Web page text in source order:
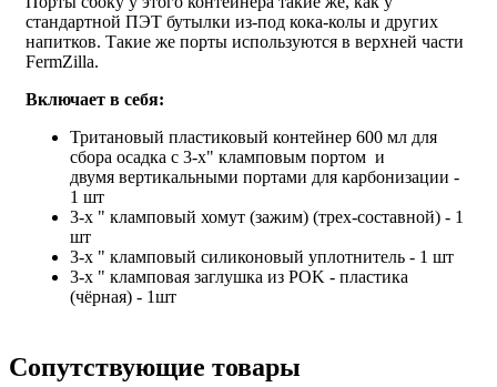
стандартной ПЭТ бутылки из-под кока-колы и других
напитков. Такие же порты используются в верхней части
FermZilla.
Включает в себя:
Тритановый пластиковый контейнер 600 мл для
сбора осадка с 3-х" кламповым портом и
двумя вертикальными портами для карбонизации -
1 шт
3-х " кламповый хомут (зажим) (трех-составной) - 1
шт
3-х " кламповый силиконовый уплотнитель - 1 шт
3-х " кламповая заглушка из POK - пластика
(чёрная) - 1шт
Сопутствующие товары